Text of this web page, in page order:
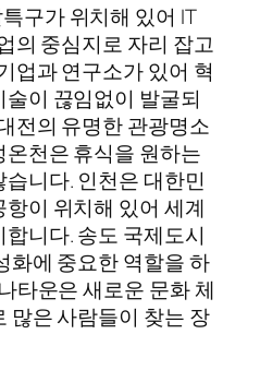
구가 위치해 있어 IT
의 중심지로 자리 잡고
업과 연구소가 있어 혁
이 끊임없이 발굴되
전의 유명한 관광명소
천은 휴식을 원하는
니다. 인천은 대한민
이 위치해 있어 세계
니다. 송도 국제도시
화에 중요한 역할을 하
타운은 새로운 문화 체
많은 사람들이 찾는 장